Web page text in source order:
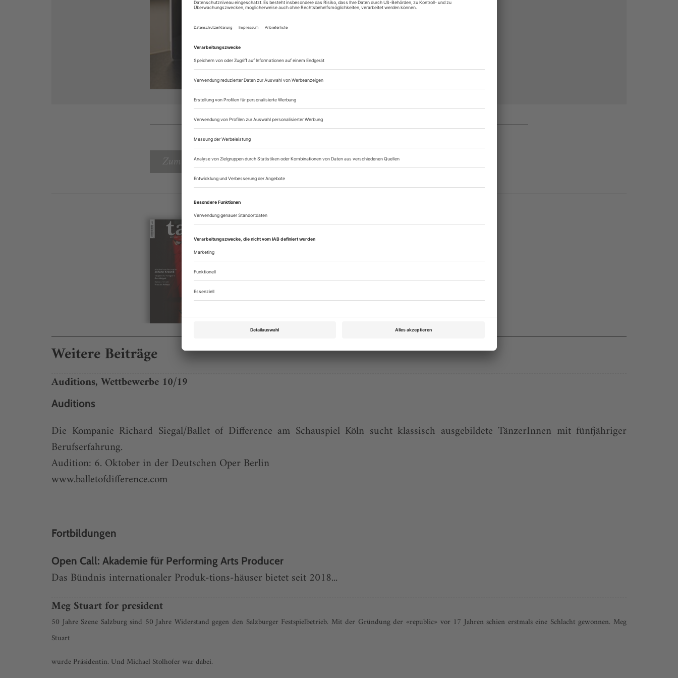
sofort nutzen
Zum Inhaltsverzeichnis
Tanz Oktober 2019
Rubrik: Praxis, Seite 72
von Miriam Althammer und Anja K. Arend
Bestellen
Weitere Beiträge
Auditions, Wettbewerbe 10/19
Auditions
Die Kompanie Richard Siegal/Ballet of Difference am Schauspiel Köln sucht klassisch ausgebildete TänzerInnen mit fünfjähriger
Berufserfahrung.
Audition: 6. Oktober in der Deutschen Oper Berlin
www.balletofdifference.com
Fortbildungen
Open Call: Akademie für Performing Arts Producer
Das Bündnis internationaler Produk-tions-häuser bietet seit 2018...
Meg Stuart for president
50 Jahre Szene Salzburg sind 50 Jahre Widerstand gegen den Salzburger Festspielbetrieb. Mit der Gründung der «republic» vor 17 Jahren schien erstmals eine Schlacht gewonnen. Meg
Stuart
wurde Präsidentin. Und Michael Stolhofer war dabei.